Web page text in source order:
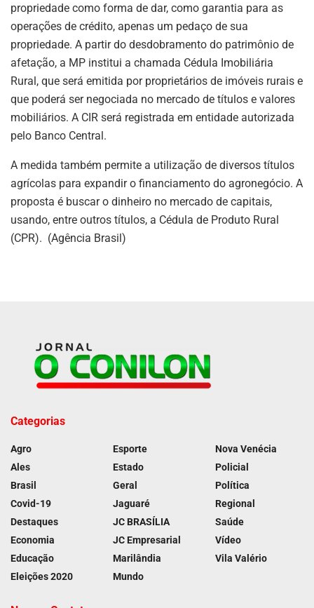
propriedade como forma de dar, como garantia para as
operações de crédito, apenas um pedaço de sua
propriedade. A partir do desdobramento do patrimônio de
afetação, a MP institui a chamada Cédula Imobiliária
Rural, que será emitida por proprietários de imóveis rurais e
que poderá ser negociada no mercado de títulos e valores
mobiliários. A CIR será registrada em entidade autorizada
pelo Banco Central.
A medida também permite a utilização de diversos títulos
agrícolas para expandir o financiamento do agronegócio. A
proposta é buscar o dinheiro no mercado de capitais,
usando, entre outros títulos, a Cédula de Produto Rural
(CPR). (Agência Brasil)
Categorias
Agro
Ales
Brasil
Covid-19
Destaques
Economia
Educação
Eleições 2020
Esporte
Estado
Geral
Jaguaré
JC BRASÍLIA
JC Empresarial
Marilândia
Mundo
Nova Venécia
Policial
Política
Regional
Saúde
Vídeo
Vila Valério